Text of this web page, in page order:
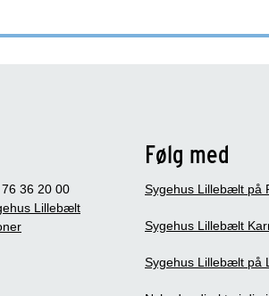
36 20 00
Lillebælt
Følg med
Sygehus Lillebælt på
Sygehus Lillebælt
Sygehus Lillebælt på